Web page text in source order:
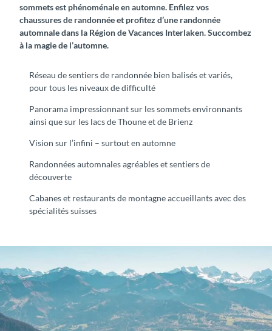
sommets est phénoménale en automne. Enfilez vos
chaussures de randonnée et profitez d’une randonnée
automnale dans la Région de Vacances Interlaken. Succombez
à la magie de l’automne.
Réseau de sentiers de randonnée bien balisés et variés,
pour tous les niveaux de difficulté
Panorama impressionnant sur les sommets environnants
ainsi que sur les lacs de Thoune et de Brienz
Vision sur l’infini – surtout en automne
Randonnées automnales agréables et sentiers de
découverte
Cabanes et restaurants de montagne accueillants avec des
spécialités suisses